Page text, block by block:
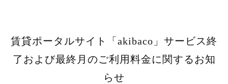
賃貸ポータルサイト「akibaco」サービス終
了および最終月のご利用料金に関するお知
らせ